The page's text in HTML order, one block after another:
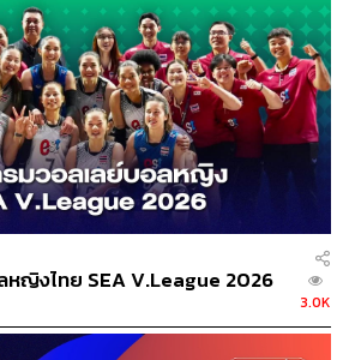
หญิงไทย SEA V.League 2026
3.0K